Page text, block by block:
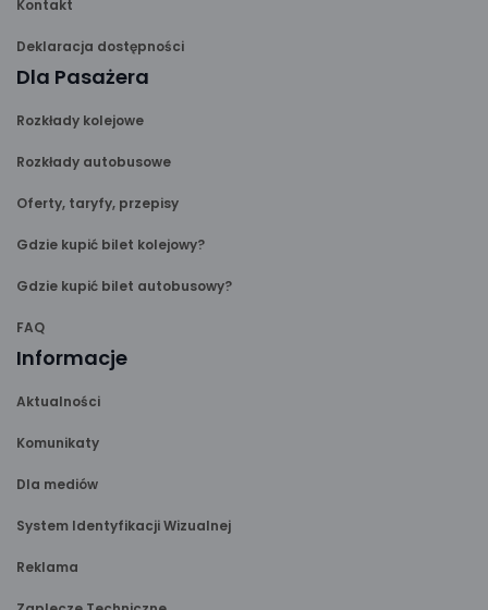
Kontakt
Deklaracja dostępności
Dla Pasażera
Rozkłady kolejowe
Rozkłady autobusowe
Oferty, taryfy, przepisy
Gdzie kupić bilet kolejowy?
Gdzie kupić bilet autobusowy?
FAQ
Informacje
Aktualności
Komunikaty
Dla mediów
System Identyfikacji Wizualnej
Reklama